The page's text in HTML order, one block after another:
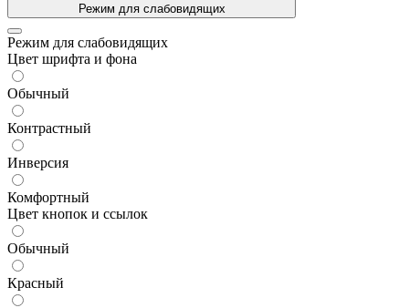
Режим для слабовидящих
Режим для слабовидящих
Цвет шрифта и фона
Обычный
Контрастный
Инверсия
Комфортный
Цвет кнопок и ссылок
Обычный
Красный